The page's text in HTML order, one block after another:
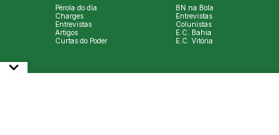
Pérola do dia
Charges
Entrevistas
Artigos
Curtas do Poder
BN na Bola
Entrevistas
Colunistas
E.C. Bahia
E.C. Vitória